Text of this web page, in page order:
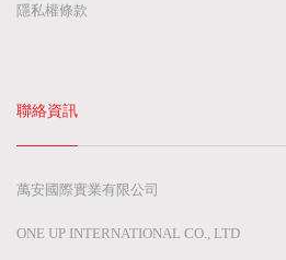
隱私權條款
聯絡資訊
萬安國際實業有限公司
ONE UP INTERNATIONAL CO., LTD